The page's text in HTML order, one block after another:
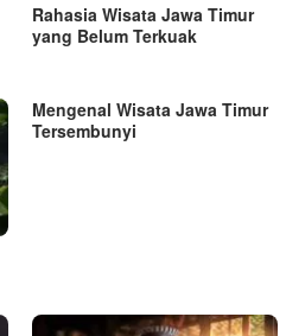
Rahasia Wisata Jawa Timur
yang Belum Terkuak
Mengenal Wisata Jawa Timur
Tersembunyi